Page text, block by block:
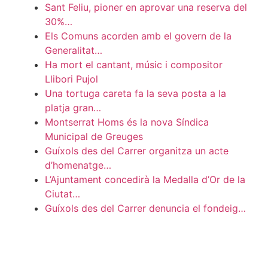
Sant Feliu, pioner en aprovar una reserva del
30%…
Els Comuns acorden amb el govern de la
Generalitat…
Ha mort el cantant, músic i compositor
Llibori Pujol
Una tortuga careta fa la seva posta a la
platja gran…
Montserrat Homs és la nova Síndica
Municipal de Greuges
Guíxols des del Carrer organitza un acte
d’homenatge…
L’Ajuntament concedirà la Medalla d’Or de la
Ciutat…
Guíxols des del Carrer denuncia el fondeig…